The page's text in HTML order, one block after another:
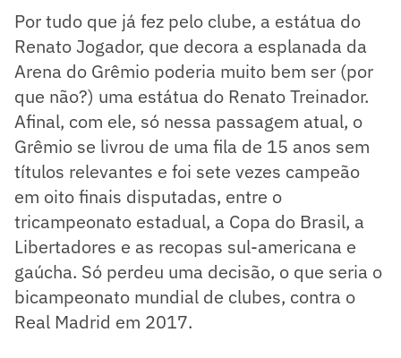
Por tudo que já fez pelo clube, a estátua do
Renato Jogador, que decora a esplanada da
Arena do Grêmio poderia muito bem ser (por
que não?) uma estátua do Renato Treinador.
Afinal, com ele, só nessa passagem atual, o
Grêmio se livrou de uma fila de 15 anos sem
títulos relevantes e foi sete vezes campeão
em oito finais disputadas, entre o
tricampeonato estadual, a Copa do Brasil, a
Libertadores e as recopas sul-americana e
gaúcha. Só perdeu uma decisão, o que seria o
bicampeonato mundial de clubes, contra o
Real Madrid em 2017.